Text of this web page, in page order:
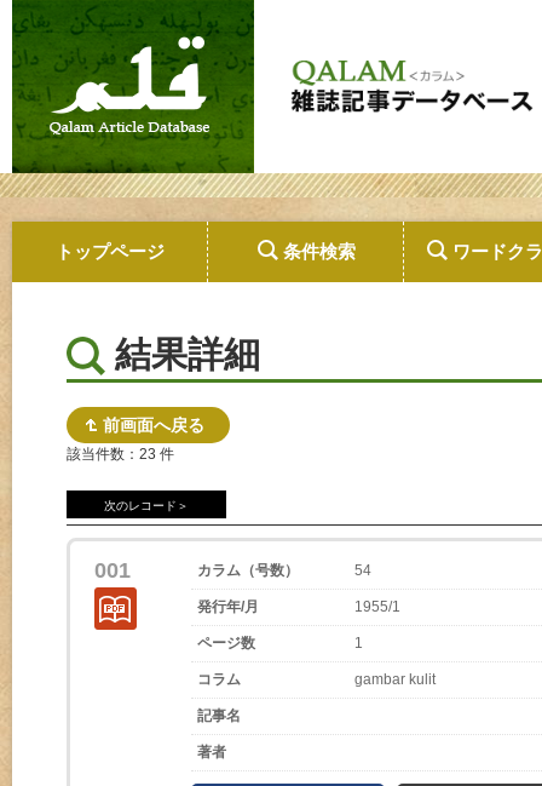
トップページ 条件検索 ワードク
結果詳細
前画面へ戻る
該当件数：23 件
次のレコード＞
001 カラム（号数） 54
発行年/月 1955/1
ページ数 1
コラム gambar kulit
記事名
著者